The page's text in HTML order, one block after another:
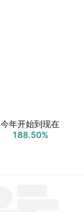
今年开始到现在
188.50%